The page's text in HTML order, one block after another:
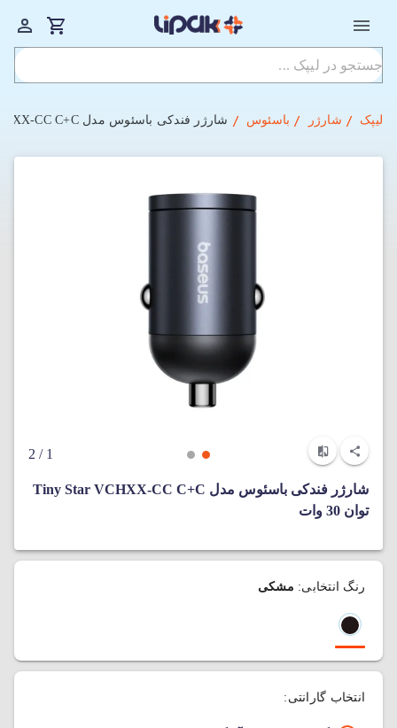
لیپک شارژر باسئوس شارژر فندکی باسئوس مدل Tiny Star VCHXX-CC C+C توان 30 وات
1
/ 2
شارژر فندکی باسئوس مدل Tiny Star VCHXX-CC C+C
توان 30 وات
رنگ انتخابی: مشکی
انتخاب گارانتی: